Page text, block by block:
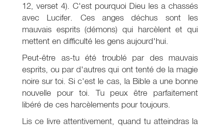
12, verset 4). C'est pourquoi Dieu les a chassés
avec Lucifer. Ces anges déchus sont les
mauvais esprits (démons) qui harcèlent et qui
mettent en difficulté les gens aujourd'hui.
Peut-être as-tu été troublé par des mauvais
esprits, ou par d'autres qui ont tenté de la magie
noire sur toi. Si c'est le cas, la Bible a une bonne
nouvelle pour toi. Tu peux être parfaitement
libéré de ces harcèlements pour toujours.
Lis ce livre attentivement, quand tu atteindras la